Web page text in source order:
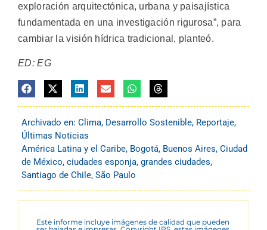
exploración arquitectónica, urbana y paisajística
fundamentada en una investigación rigurosa”, para
cambiar la visión hídrica tradicional, planteó.
ED: EG
Archivado en: Clima, Desarrollo Sostenible, Reportaje,
Últimas Noticias
América Latina y el Caribe, Bogotá, Buenos Aires, Ciudad
de México, ciudades esponja, grandes ciudades,
Santiago de Chile, São Paulo
Este informe incluye imágenes de calidad que pueden